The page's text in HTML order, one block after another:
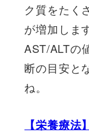
ク質をたく
が増加しま
AST/ALTの
断の目安と
ね。
【栄養療